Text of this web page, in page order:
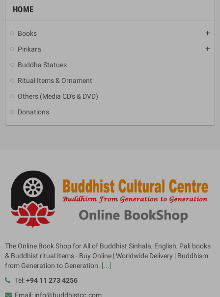
HOME
Books add
Pirikara add
Buddha Statues
Ritual Items & Ornament
Others (Media CD's & DVD)
Donations
The Online Book Shop for All of Buddhist Sinhala, English, Pali books
& Buddhist ritual Items - Buy Online | Worldwide Delivery | Buddhism
from Generation to Generation. [...]
Tel:+94 11 273 4256
Email: info@buddhistcc.com